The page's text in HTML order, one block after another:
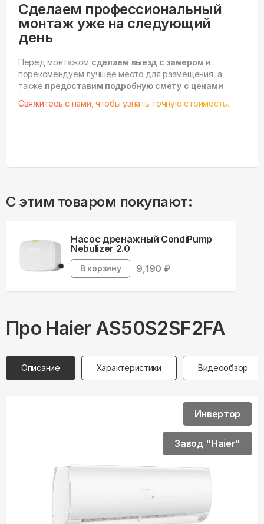
Сделаем профессиональный
монтаж уже на следующий
день
Перед монтажом сделаем выезд с замером и
порекомендуем лучшее место для размещения, а
также предоставим подробную смету с ценами
Свяжитесь с нами, чтобы узнать точную стоимость.
С этим товаром покупают:
Насос дренажный CondiPump
Nebulizer 2.0
В корзину 9,190 ₽
Про Haier AS50S2SF2FA
Описание Характеристики Видеообзор
Инвертор
Завод "Haier"